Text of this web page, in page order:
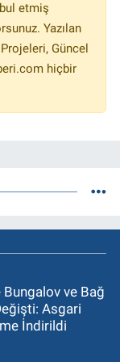
etmiş
Yazılan
Güncel
hiçbir
Bungalov ve Bağ
Asgari
İndirildi